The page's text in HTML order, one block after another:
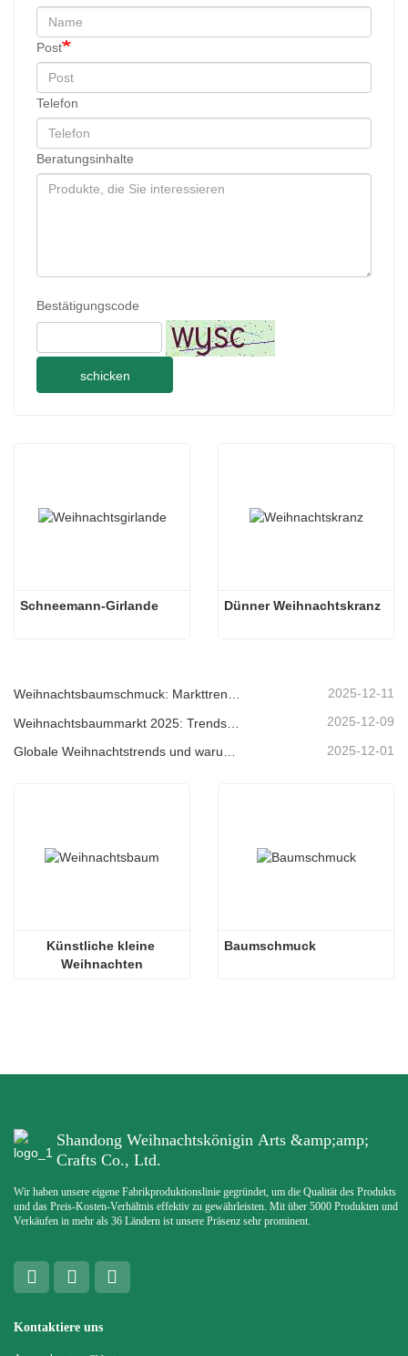
Post
Telefon
Beratungsinhalte
Bestätigungscode
schicken
Schneemann-Girlande Dünner Weihnachtskranz
Weihnachtsbaumschmuck: Markttrends, Einblicke in die Lieferkette und Beschaffungsleitfaden 2025 2025-12-11
2025-12-09
2025-12-01
Künstliche kleine
Weihnachten
Baumschmuck
Shandong Weihnachtskönigin Arts &amp;amp;
Crafts Co., Ltd.
Wir haben unsere eigene Fabrikproduktionslinie gegründet, um die Qualität des Produkts
und das Preis-Kosten-Verhältnis effektiv zu gewährleisten. Mit über 5000 Produkten und
Verkäufen in mehr als 36 Ländern ist unsere Präsenz sehr prominent.
Kontaktiere uns